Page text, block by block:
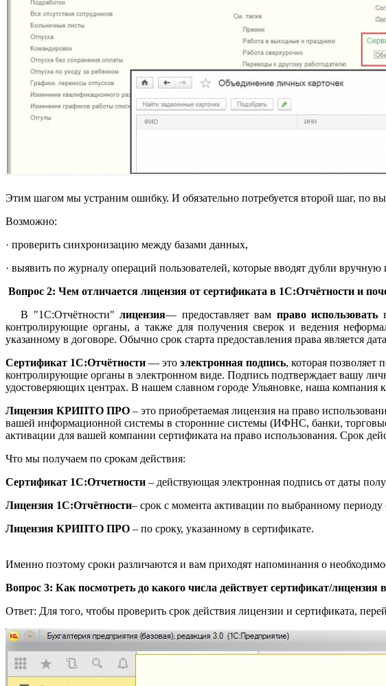
Этим шагом мы устраним ошибку. И обязательно потребуется второй шаг, по
Возможно:
· проверить синхронизацию между базами данных,
· выявить по журналу операций пользователей, которые вводят дубли
Вопрос 2: Чем отличается лицензия от сертификата в 1С:Отчётности и
В "1С:Отчётности"лицензия— предоставляет вам право использовать
контролирующие органы, а также для получения сверок и ведения
указанному в договоре. Обычно срок старта предоставления права является
Сертификат 1С:Отчётности — это электронная подпись, которая
контролирующие органы в электронном виде. Подпись подтверждает вашу
удостоверяющих центрах. В нашем славном городе Ульяновке, наша компания
Лицензия КРИПТО ПРО – это приобретаемая лицензия на право
вашей информационной системы в сторонние системы (ИФНС, банки,
активации для вашей компании сертификата на право использования. Срок
Что мы получаем по срокам действия:
Сертификат 1С:Отчетности – действующая электронная подпись от даты
Лицензия 1С:Отчётности– срок с момента активации по выбранному
Лицензия КРИПТО ПРО – по сроку, указанному в сертификате.
Именно поэтому сроки различаются и вам приходят напоминания о
Вопрос 3: Как посмотреть до какого числа действует сертификат/лицензия
Ответ: Для того, чтобы проверить срок действия лицензии и сертификата,